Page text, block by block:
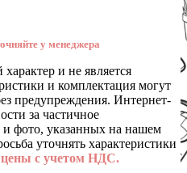
у менеджера
и не является
и комплектация могут
предупреждения. Интернет-
за частичное
и фото, указанных на нашем
уточнять характеристики
цены с учетом НДС.